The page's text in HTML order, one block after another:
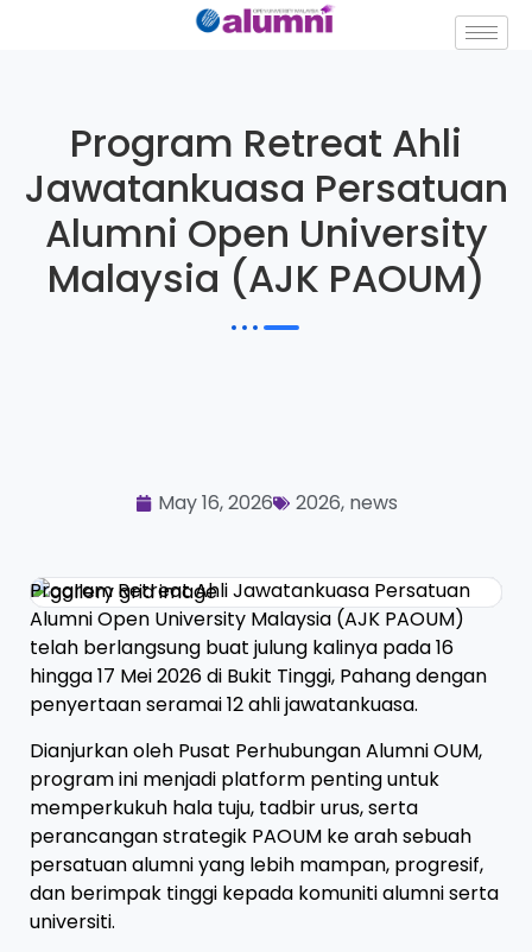
Program Retreat Ahli
Jawatankuasa Persatuan
Alumni Open University
Malaysia (AJK PAOUM)
May 16, 2026 2026, news
Program Retreat Ahli Jawatankuasa Persatuan
Alumni Open University Malaysia (AJK PAOUM)
telah berlangsung buat julung kalinya pada 16
hingga 17 Mei 2026 di Bukit Tinggi, Pahang dengan
penyertaan seramai 12 ahli jawatankuasa.
Dianjurkan oleh Pusat Perhubungan Alumni OUM,
program ini menjadi platform penting untuk
memperkukuh hala tuju, tadbir urus, serta
perancangan strategik PAOUM ke arah sebuah
persatuan alumni yang lebih mampan, progresif,
dan berimpak tinggi kepada komuniti alumni serta
universiti.